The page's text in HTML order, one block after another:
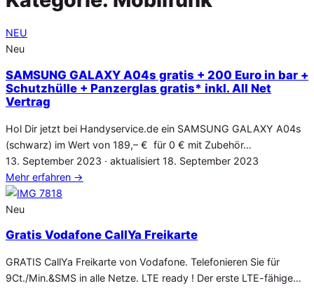
NEU
Neu
SAMSUNG GALAXY A04s gratis + 200 Euro in bar +
Schutzhülle + Panzerglas gratis* inkl. All Net
Vertrag
Hol Dir jetzt bei Handyservice.de ein SAMSUNG GALAXY A04s
(schwarz) im Wert von 189,– € für 0 € mit Zubehör…
Veröffentlicht
am
13. September 2023 · aktualisiert 18. September 2023
Mehr erfahren →
Neu
Gratis Vodafone CallYa Freikarte
GRATIS CallYa Freikarte von Vodafone. Telefonieren Sie für
9Ct./Min.&SMS in alle Netze. LTE ready ! Der erste LTE-fähige…